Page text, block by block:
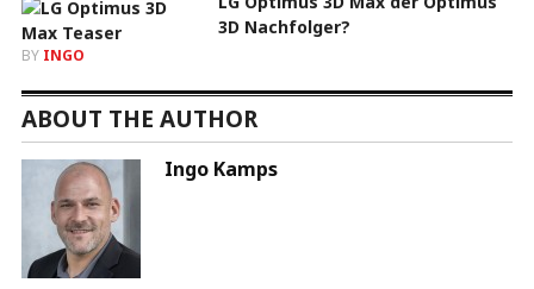
3D Nachfolger?
BY INGO
ABOUT THE AUTHOR
Ingo Kamps